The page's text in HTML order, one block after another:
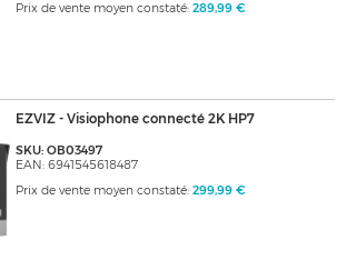
Prix de vente moyen constaté: 289,99 €
EZVIZ - Visiophone connecté 2K HP7
SKU: OB03497
EAN: 6941545618487
Prix de vente moyen constaté: 299,99 €